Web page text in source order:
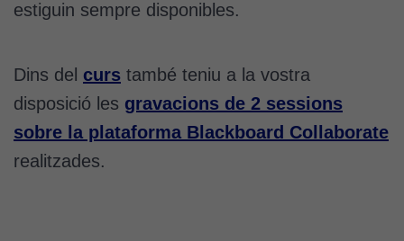
estiguin sempre disponibles.
Dins del curs també teniu a la vostra
disposició les gravacions de 2 sessions
sobre la plataforma Blackboard Collaborate
realitzades.